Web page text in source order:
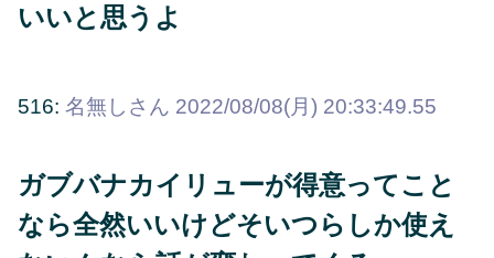
いいと思うよ
516: 名無しさん 2022/08/08(月) 20:33:49.55
ガブバナカイリューが得意ってこと
なら全然いいけどそいつらしか使え